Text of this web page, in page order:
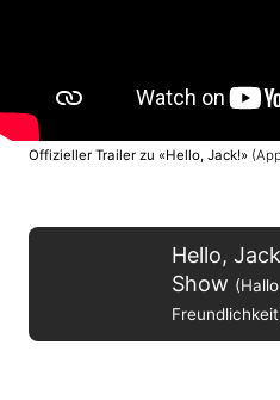
Offizieller Trailer zu «Hello, Jack!»
Hello,
Show